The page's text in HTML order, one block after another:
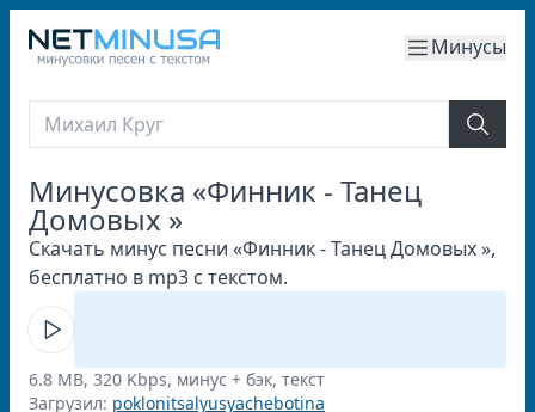
Минусы
Минусовка «Финник - Танец
Домовых »
Скачать минус песни «Финник - Танец Домовых »,
бесплатно в mp3 с текстом.
6.8 MB, 320 Kbps, минус + бэк, текст
Загрузил: poklonitsalyusyachebotina